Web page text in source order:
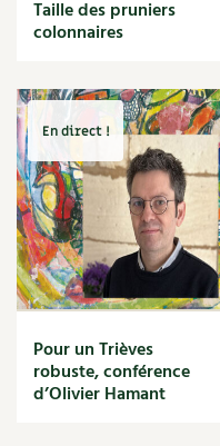
Cuisine saine
Décoration
DIY
Eau
Énergie
Enfants
Expérimentation
Fleur
Jardin bio
Légumes
Légumineuse
Maïs doux
Maison saine
Taille des pruniers
colonnaires
En direct !
Pour un Trièves
robuste, conférence
d’Olivier Hamant